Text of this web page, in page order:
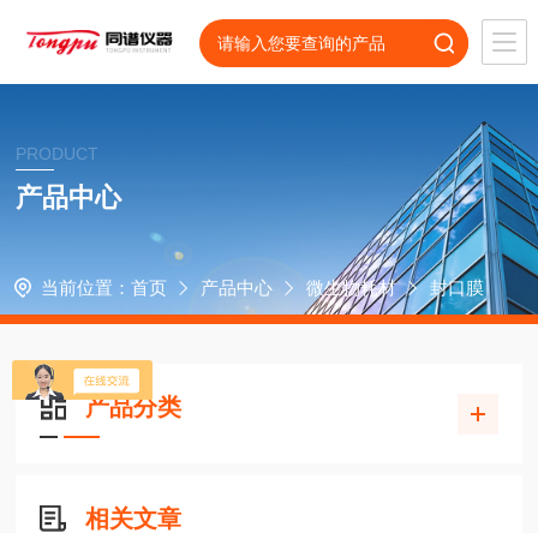
PRODUCT
产品中心
当前位置： 首页 产品中心 微生物耗材 封口膜
产品分类
相关文章